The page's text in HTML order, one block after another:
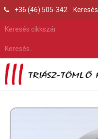
Keresés
+36 (46) 505-342